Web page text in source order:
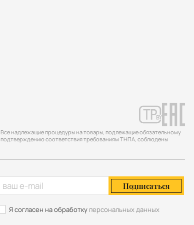
Все надлежащие процедуры на товары, подлежащие обязательному
подтверждению соответствия требованиям ТНПА, соблюдены
Подписаться
Я согласен на обработку персональных данных